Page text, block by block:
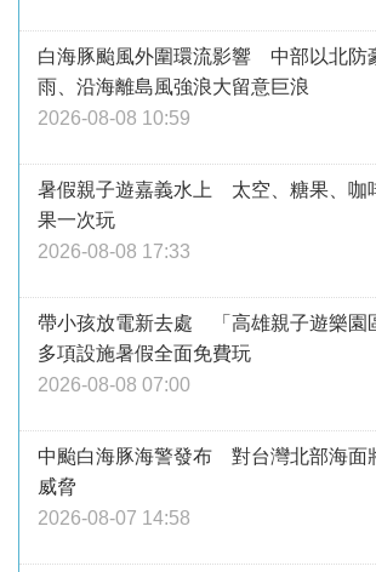
白海豚颱風外圍環流影響 中部以北防
雨、沿海離島風強浪大留意巨浪
2026-08-08 10:59
暑假親子遊嘉義水上 太空、糖果、咖
果一次玩
2026-08-08 17:33
帶小孩放電新去處 「高雄親子遊樂園
多項設施暑假全面免費玩
2026-08-08 07:00
中颱白海豚海警發布 對台灣北部海面
威脅
2026-08-07 14:58